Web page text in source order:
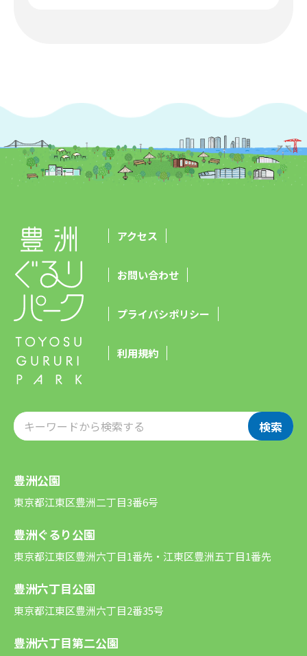
アクセス
お問い合わせ
プライバシポリシー
利用規約
検索
豊洲公園
東京都江東区豊洲二丁目3番6号
豊洲ぐるり公園
東京都江東区豊洲六丁目1番先・江東区豊洲五丁目1番先
豊洲六丁目公園
東京都江東区豊洲六丁目2番35号
豊洲六丁目第二公園